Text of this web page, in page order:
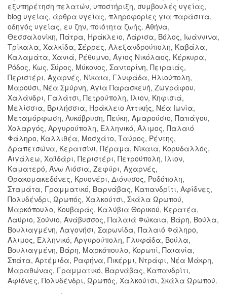
εξυπηρέτηση πελατών, υποστήριξη, συμβουλές υγείας,
blog υγείας, άρθρα υγείας, πληροφορίες για παράσιτα,
οδηγός υγείας, ευ ζην, ποιότητα ζωής. Αθήνα,
Θεσσαλονίκη, Πάτρα, Ηράκλειο, Λάρισα, Βόλος, Ιωάννινα,
Τρίκαλα, Χαλκίδα, Σέρρες, Αλεξανδρούπολη, Καβάλα,
Καλαμάτα, Χανιά, Ρέθυμνο, Άγιος Νικόλαος, Κέρκυρα,
Ρόδος, Κως, Σύρος, Μύκονος, Σαντορίνη, Πειραιάς,
Περιστέρι, Αχαρνές, Νίκαια, Γλυφάδα, Ηλιούπολη,
Μαρούσι, Νέα Σμύρνη, Αγία Παρασκευή, Ζωγράφου,
Χαλάνδρι, Γαλάτσι, Πετρούπολη, Ιλιον, Κηφισιά,
Μελίσσια, Βριλήσσια, Ηράκλειο Αττικής, Νέα Ιωνία,
Μεταμόρφωση, Λυκόβρυση, Πεύκη, Αμαρούσιο, Παπάγου,
Χολαργός, Αργυρούπολη, Ελληνικό, Άλιμος, Παλαιό
Φάληρο, Καλλιθέα, Μοσχάτο, Ταύρος, Ρέντης,
Δραπετσώνα, Κερατσίνι, Πέραμα, Νίκαια, Κορυδαλλός,
Αιγάλεω, Χαϊδάρι, Περιστέρι, Πετρούπολη, Ιλιον,
Καματερό, Άνω Λιόσια, Ζεφύρι, Αχαρνές,
Θρακομακεδόνες, Κρυονέρι, Διόνυσος, Ροδόπολη,
Σταμάτα, Γραμματικό, Βαρνάβας, Καπανδρίτι, Αφίδνες,
Πολυδένδρι, Ωρωπός, Χαλκούτσι, Σκάλα Ωρωπού,
Μαρκόπουλο, Κουβαράς, Καλύβια Θορικού, Κερατέα,
Λαύριο, Σούνιο, Ανάβυσσος, Παλαιά Φώκαια, Βάρη, Βούλα,
Βουλιαγμένη, Λαγονήσι, Σαρωνίδα, Παλαιό Φάληρο,
Άλιμος, Ελληνικό, Αργυρούπολη, Γλυφάδα, Βούλα,
Βουλιαγμένη, Βάρη, Μαρκόπουλο, Κορωπί, Παιανία,
Σπάτα, Αρτέμιδα, Ραφήνα, Πικέρμι, Ντράφι, Νέα Μάκρη,
Μαραθώνας, Γραμματικό, Βαρνάβας, Καπανδρίτι,
Αφίδνες, Πολυδένδρι, Ωρωπός, Χαλκούτσι, Σκάλα Ωρωπού.